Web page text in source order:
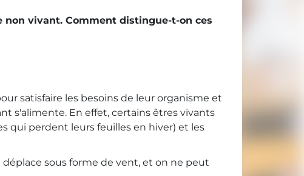
vivant. Comment distingue-t-on ces
satisfaire les besoins de leur organisme et
s'alimente. En effet, certains êtres vivants
qui perdent leurs feuilles en hiver) et les
sous forme de vent, et on ne peut